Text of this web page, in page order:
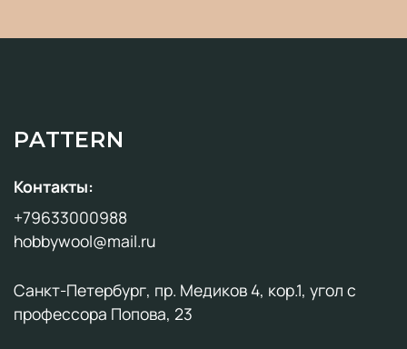
PATTERN
Контакты:
+79633000988
hobbywool@mail.ru
Санкт-Петербург, пр. Медиков 4, кор.1, угол с
профессора Попова, 23